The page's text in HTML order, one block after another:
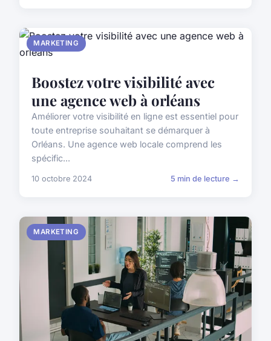
MARKETING
Boostez votre visibilité avec
une agence web à orléans
Améliorer votre visibilité en ligne est essentiel pour
toute entreprise souhaitant se démarquer à
Orléans. Une agence web locale comprend les
spécific...
10 octobre 2024 5 min de lecture →
MARKETING